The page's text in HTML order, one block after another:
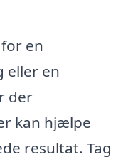
en
eller en
der
kan hjælpe
resultat. Tag